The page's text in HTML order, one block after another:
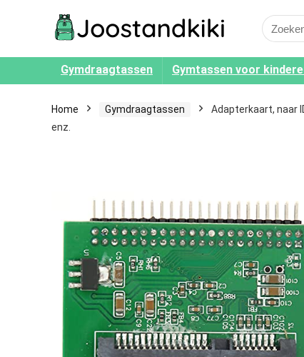
Search
for:
Gymdraagtassen Gymtassen voor
Home Gymdraagtassen
Adapterkaart, naar
enz.